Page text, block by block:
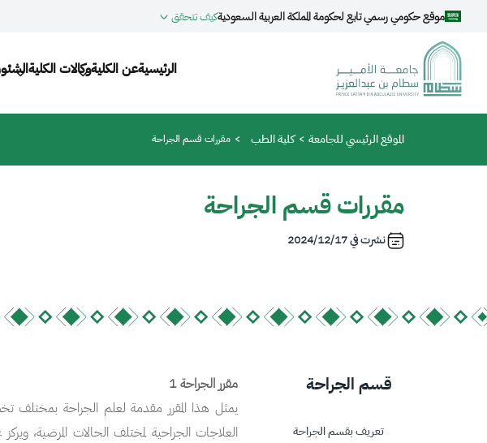
تجاوز إلى المحتوى الرئيسي
موقع حكومي رسمي تابع لحكومة المملكة العربية السعوديةكيف تتحقق
Main navigation
الرئيسيةعن الكليةوكالات الكلية
مسار التنقل
الموقع الرئيسي للجامعة كلية الطب مقررات قسم الجراحة
مقررات قسم الجراحة
نشرت في2024/12/17
قسم الجراحة
تعريف بقسم الجراحة
مقرر الجراحة 1
يمثل هذا المقرر مقدمة لعلم الجراحة بمختلف
العلاجات الجراحية لمختلف الحالات المرضية،